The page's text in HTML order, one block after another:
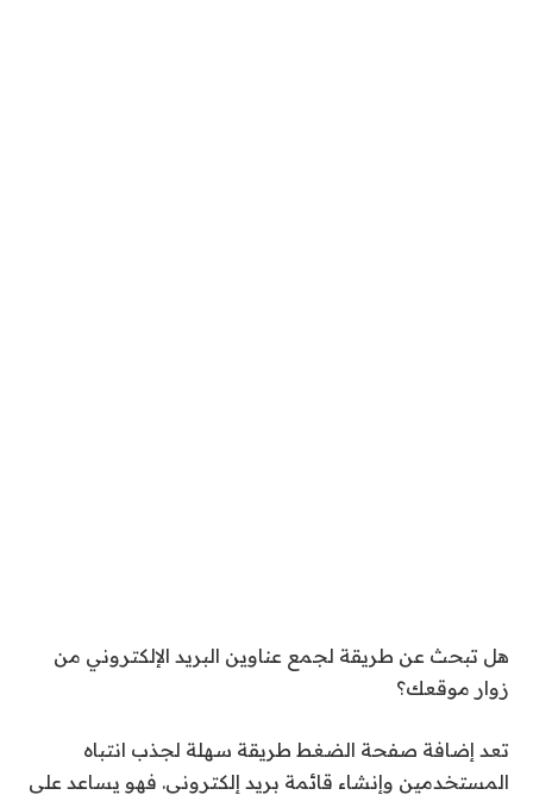
هل تبحث عن طريقة لجمع عناوين البريد الإلكتروني من
زوار موقعك؟
تعد إضافة صفحة الضغط طريقة سهلة لجذب انتباه
المستخدمين وإنشاء قائمة بريد إلكتروني. فهو يساعد على